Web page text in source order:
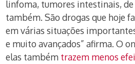
linfoma, tumores intestinais, de
também. São drogas que hoje
em várias situações
e muito avançados” afirma. O
elas também trazem menos